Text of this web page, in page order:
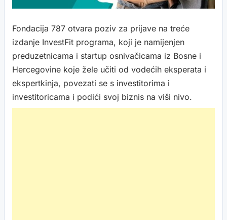
Fondacija 787 otvara poziv za prijave na treće
izdanje InvestFit programa, koji je namijenjen
preduzetnicama i startup osnivačicama iz Bosne i
Hercegovine koje žele učiti od vodećih eksperata i
ekspertkinja, povezati se s investitorima i
investitoricama i podići svoj biznis na viši nivo.